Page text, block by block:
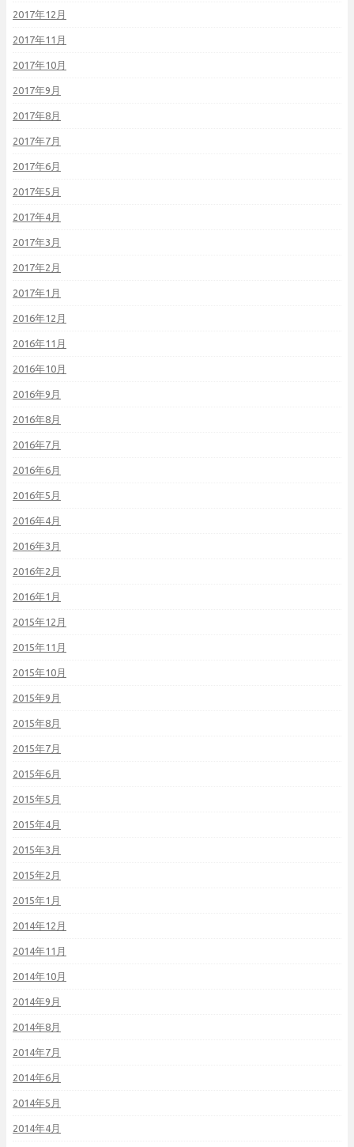
2017年12月
2017年11月
2017年10月
2017年9月
2017年8月
2017年7月
2017年6月
2017年5月
2017年4月
2017年3月
2017年2月
2017年1月
2016年12月
2016年11月
2016年10月
2016年9月
2016年8月
2016年7月
2016年6月
2016年5月
2016年4月
2016年3月
2016年2月
2016年1月
2015年12月
2015年11月
2015年10月
2015年9月
2015年8月
2015年7月
2015年6月
2015年5月
2015年4月
2015年3月
2015年2月
2015年1月
2014年12月
2014年11月
2014年10月
2014年9月
2014年8月
2014年7月
2014年6月
2014年5月
2014年4月